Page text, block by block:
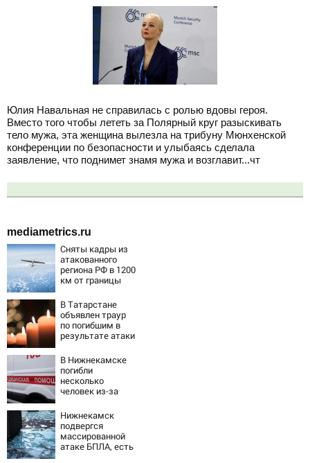
Юлия Навальная не справилась с ролью вдовы героя.
Вместо того чтобы лететь за Полярный круг разыскивать
тело мужа, эта женщина вылезла на трибуну Мюнхенской
конференции по безопасности и улыбаясь сделала
заявление, что поднимет знамя мужа и возглавит...чт
mediametrics.ru
Сняты кадры из
атакованного
региона РФ в 1200
км от границы
В Татарстане
объявлен траур
по погибшим в
результате атаки
Нижнекамск
В Нижнекамске
погибли
несколько
человек из-за
атаки БПЛА
Нижнекамск
подвергся
массированной
атаке БПЛА, есть